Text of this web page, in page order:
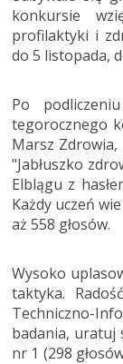
konkursie
profilaktyki i
do 5 listopada,
Po
tegorocznego
Marsz Zdrowia,
"Jabłuszko
Elblągu z
Każdy uczeń
aż 558 głosów.
Wysoko
taktyka.
Techniczno-
badania, uratuj
nr 1 (298